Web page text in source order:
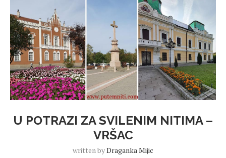
U POTRAZI ZA SVILENIM NITIMA –
VRŠAC
written byDraganka Mijic